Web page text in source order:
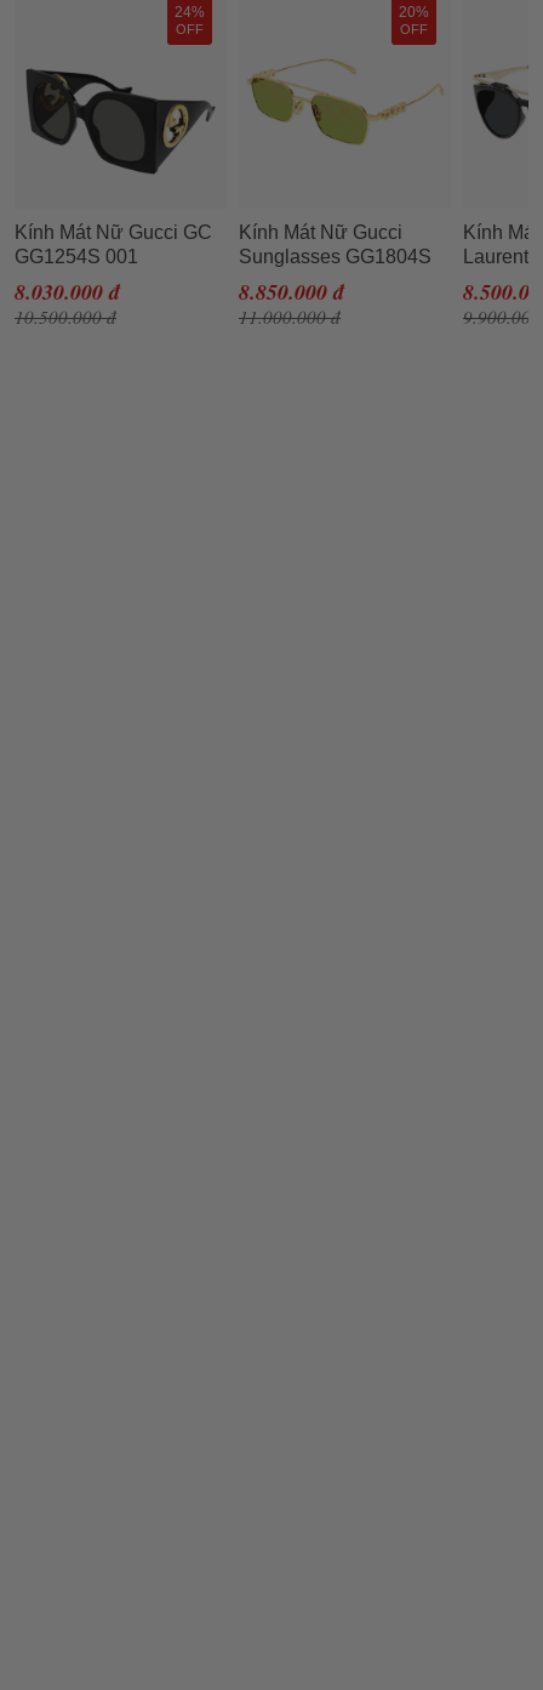
24%
OFF
Kính Mát Nữ Gucci GC
GG1254S 001
Sunglasses Màu Đen
Xám
8.030.000 đ
10.500.000 đ
20%
OFF
Kính Mát Nữ Gucci
Sunglasses GG1804S
002 Màu Vàng - Xanh
8.850.000 đ
11.000.000 đ
Kính
Laurent
AMELIA
Đen